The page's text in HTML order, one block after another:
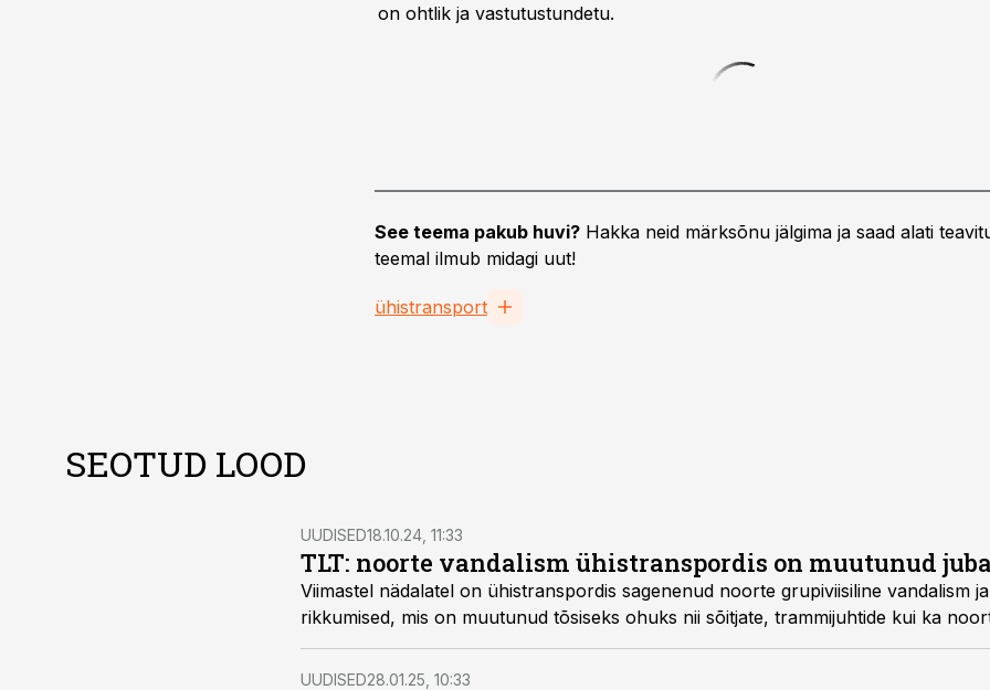
on ohtlik ja vastutustundetu.
See teema pakub huvi? Hakka neid märksõnu jälgima ja saad alati
teemal ilmub midagi uut!
ühistransport
SEOTUD LOOD
UUDISED18.10.24, 11:33
TLT: noorte vandalism ühistranspordis on muutunud
Viimastel nädalatel on ühistranspordis sagenenud noorte grupiviisiline vandalism
rikkumised, mis on muutunud tõsiseks ohuks nii sõitjate, trammijuhtide kui ka
UUDISED28.01.25, 10:33